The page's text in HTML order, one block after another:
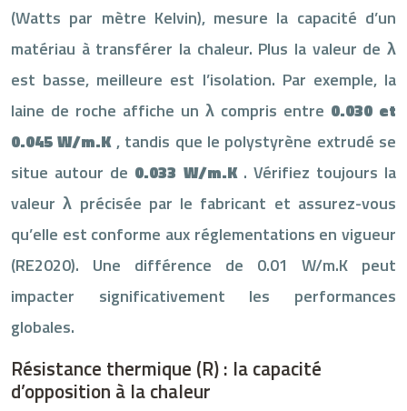
(Watts par mètre Kelvin), mesure la capacité d’un
matériau à transférer la chaleur. Plus la valeur de λ
est basse, meilleure est l’isolation. Par exemple, la
laine de roche affiche un λ compris entre 0.030 et
0.045 W/m.K, tandis que le polystyrène extrudé se
situe autour de 0.033 W/m.K . Vérifiez toujours la
valeur λ précisée par le fabricant et assurez-vous
qu’elle est conforme aux réglementations en vigueur
(RE2020). Une différence de 0.01 W/m.K peut
impacter significativement les performances
globales.
Résistance thermique (R) : la capacité
d’opposition à la chaleur